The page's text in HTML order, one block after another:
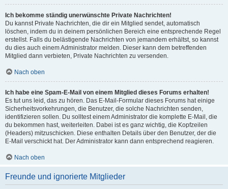
Ich bekomme ständig unerwünschte Private Nachrichten!
Du kannst Private Nachrichten, die dir ein Mitglied sendet, automatisch
löschen, indem du in deinem persönlichen Bereich eine entsprechende Regel
erstellst. Falls du belästigende Nachrichten von jemandem erhältst, so kannst
du dies auch einem Administrator melden. Dieser kann dem betreffenden
Mitglied dann verbieten, Private Nachrichten zu versenden.
Nach oben
Ich habe eine Spam-E-Mail von einem Mitglied dieses Forums erhalten!
Es tut uns leid, das zu hören. Das E-Mail-Formular dieses Forums hat einige
Sicherheitsvorkehrungen, die Benutzer, die solche Nachrichten senden,
identifizieren sollen. Du solltest einem Administrator die komplette E-Mail, die
du bekommen hast, weiterleiten. Dabei ist es ganz wichtig, die Kopfzeilen
(Headers) mitzuschicken. Diese enthalten Details über den Benutzer, der die
E-Mail verschickt hat. Der Administrator kann dann entsprechend reagieren.
Nach oben
Freunde und ignorierte Mitglieder